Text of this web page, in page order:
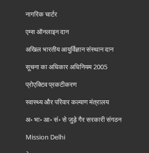
नागरिक चार्टर
एम्स ऑनलाइन दान
अखिल भारतीय आयुर्विज्ञान संस्थान दान
सूचना का अधिकार अधिनियम 2005
प्रोएक्टिव प्रकटीकरण
स्वास्थ्य और परिवार कल्याण मंत्रालय
अ॰ भा॰ आ॰ सं॰ से जुड़े गैर सरकारी संगठन
Mission Delhi